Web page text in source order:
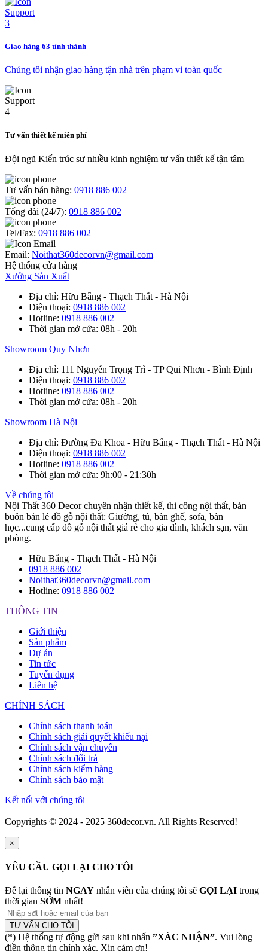
Giao hàng 63 tỉnh thành
Chúng tôi nhận giao hàng tận nhà trên phạm vi toàn quốc
Tư vấn thiết kế miễn phí
Đội ngũ Kiến trúc sư nhiều kinh nghiệm tư vấn thiết kế tận tâm
Tư vấn bán hàng: 0918 886 002
Tổng đài (24/7): 0918 886 002
Tel/Fax: 0918 886 002
Email: Noithat360decorvn@gmail.com
Hệ thống cửa hàng
Xưởng Sản Xuất
Địa chỉ: Hữu Bằng - Thạch Thất - Hà Nội
Điện thoại: 0918 886 002
Hotline: 0918 886 002
Thời gian mở cửa: 08h - 20h
Showroom Quy Nhơn
Địa chỉ: 111 Nguyễn Trọng Trì - TP Qui Nhơn - Bình Định
Điện thoại: 0918 886 002
Hotline: 0918 886 002
Thời gian mở cửa: 08h - 20h
Showroom Hà Nội
Địa chỉ: Đường Đa Khoa - Hữu Bằng - Thạch Thất - Hà Nội
Điện thoại: 0918 886 002
Hotline: 0918 886 002
Thời gian mở cửa: 9h:00 - 21:30h
Về chúng tôi
Nội Thất 360 Decor chuyên nhận thiết kế, thi công nội thất, bán
buôn bán lẻ đồ gỗ nội thất: Giường, tủ, bàn ghế, sofa, bàn
học...cung cấp đồ gỗ nội thất giá rẻ cho gia đình, khách sạn, văn
phòng.
Hữu Bằng - Thạch Thất - Hà Nội
0918 886 002
Noithat360decorvn@gmail.com
Hotline: 0918 886 002
THÔNG TIN
Giới thiệu
Sản phẩm
Dự án
Tin tức
Tuyển dụng
Liên hệ
CHÍNH SÁCH
Chính sách thanh toán
Chính sách giải quyết khiếu nại
Chính sách vận chuyển
Chính sách đổi trả
Chính sách kiểm hàng
Chính sách bảo mật
Kết nối với chúng tôi
Copyrights © 2024 - 2025 360decor.vn. All Rights Reserved!
×
YÊU CẦU GỌI LẠI CHO TÔI
Để lại thông tin NGAY nhân viên của chúng tôi sẽ GỌI LẠI trong
thời gian SỚM nhất!
TƯ VẤN CHO TÔI
(*) Hệ thống tự động gửi sau khi nhấn ”XÁC NHẬN”. Vui lòng
điền thông tin chính xác. Xin cảm ơn!